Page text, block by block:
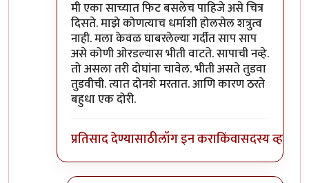
मी एका साच्यात फिट बसलेच पाहिजे असे चित्र
दिसते. माझे कोणत्याच धर्माशी होलसेल शत्रुत्व
नाही. मला केवळ घाबरलेल्या गर्दीत साप साप
असे कोणी ओरडल्यास भीती वाटते. सापाची नव्हे.
तो असला तरी दोघांना चावेल. भीती असते तुडवा
तुडवीची. त्यात दोनशे मरतात. आणि कारण ठरते
बहुधा एक दोरी.
प्रतिसाद देण्यासाठीलॉग इन कराकिंवासदस्य व्हा